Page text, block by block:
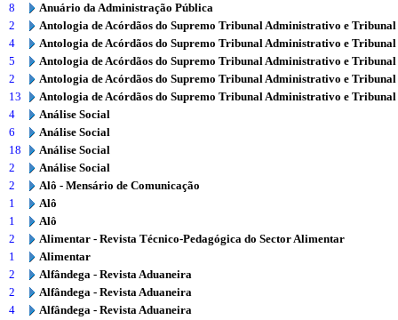
8
Anuário da Administração Pública
2
Antologia de Acórdãos do Supremo Tribunal Administrativo e
4
Antologia de Acórdãos do Supremo Tribunal Administrativo e
5
Antologia de Acórdãos do Supremo Tribunal Administrativo e
2
Antologia de Acórdãos do Supremo Tribunal Administrativo e
13
Antologia de Acórdãos do Supremo Tribunal Administrativo e
4
Análise Social
6
Análise Social
18
Análise Social
2
Análise Social
2
Alô - Mensário de Comunicação
1
Alô
1
Alô
2
Alimentar - Revista Técnico-Pedagógica do Sector Alimentar
1
Alimentar
2
Alfândega - Revista Aduaneira
2
Alfândega - Revista Aduaneira
4
Alfândega - Revista Aduaneira